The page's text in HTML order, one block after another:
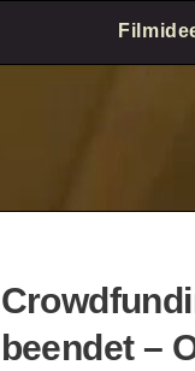
beendet –